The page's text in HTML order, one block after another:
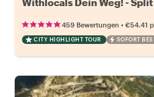
459 Bewertungen • €54.41
CITY HIGHLIGHT TOUR SOFORT